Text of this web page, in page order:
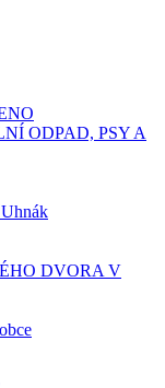
ODPAD, PSY A
DVORA V